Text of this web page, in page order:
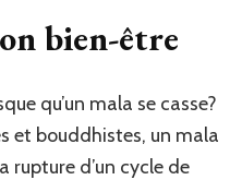
bien-être
qu’un mala se casse?
et bouddhistes, un mala
rupture d’un cycle de